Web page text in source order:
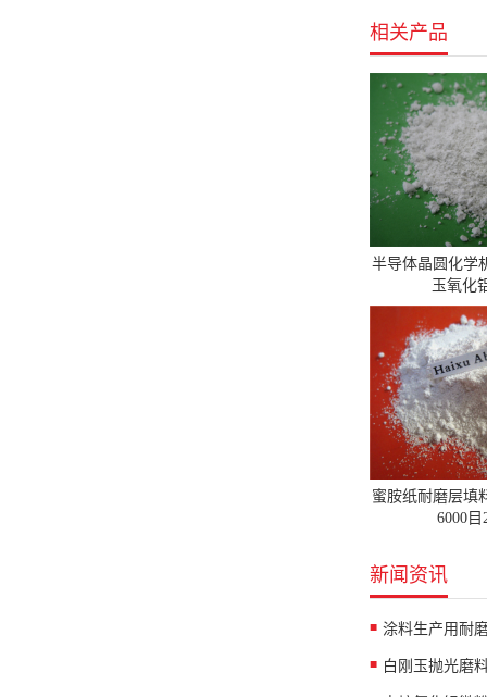
相关产品
半导体晶圆化学
玉氧化
蜜胺纸耐磨层填
6000目
新闻资讯
涂料生产用耐
白刚玉抛光磨